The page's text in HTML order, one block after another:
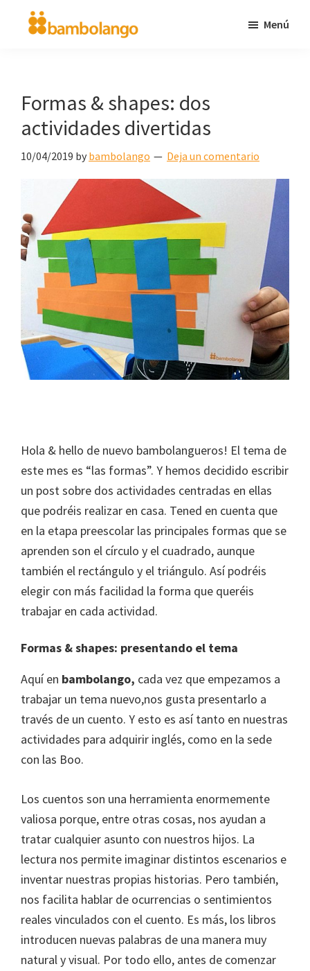
Saltar
para
niños
Menú
Formas & shapes: dos
actividades divertidas
10/04/2019 by bambolango Deja un comentario
Hola & hello de nuevo bambolangueros! El tema de
este mes es “las formas”. Y hemos decidido escribir
un post sobre dos actividades centradas en ellas
que podréis realizar en casa. Tened en cuenta que
en la etapa preescolar las principales formas que se
aprenden son el círculo y el cuadrado, aunque
también el rectángulo y el triángulo. Así podréis
elegir con más facilidad la forma que queréis
trabajar en cada actividad.
Formas & shapes: presentando el tema
Aquí en bambolango, cada vez que empezamos a
trabajar un tema nuevo,nos gusta presentarlo a
través de un cuento. Y esto es así tanto en nuestras
actividades para adquirir inglés, como en la sede
con las Boo.
Los cuentos son una herramienta enormemente
valiosa porque, entre otras cosas, nos ayudan a
tratar cualquier asunto con nuestros hijos. La
lectura nos permite imaginar distintos escenarios e
inventar nuestras propias historias. Pero también,
nos facilita hablar de ocurrencias o sentimientos
reales vinculados con el cuento. Es más, los libros
introducen nuevas palabras de una manera muy
natural y visual. Por todo ello, antes de comenzar